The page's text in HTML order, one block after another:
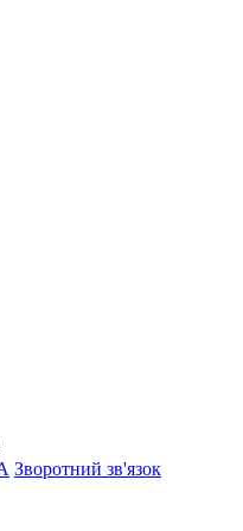
Зворотний зв'язок